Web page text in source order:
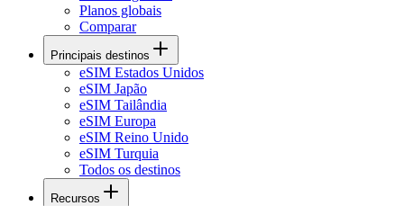
Planos globais
Comparar
Principais destinos
eSIM Estados Unidos
eSIM Japão
eSIM Tailândia
eSIM Europa
eSIM Reino Unido
eSIM Turquia
Todos os destinos
Recursos